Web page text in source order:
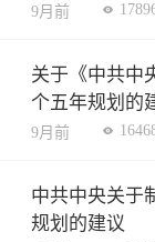
9月前
关于《中共中
个五年规划的
9月前
中共中央关于
规划的建议